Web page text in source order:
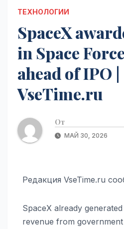
ТЕХНОЛОГИИ
SpaceX
in Space
ahead of IPO |
VseTime.ru
От
МАЙ 30, 2026
Редакция VseTime.ru
SpaceX already
revenue from